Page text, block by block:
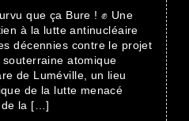
que ça Bure ! ✊ Une
à la lutte antinucléaire
décennies contre le projet
atomique
de Luméville, un lieu
de la lutte menacé
de la […]